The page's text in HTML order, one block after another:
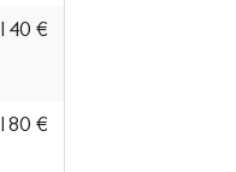
140 €
180 €